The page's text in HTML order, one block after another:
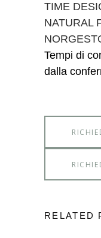
TIME
NATURAL
Tempi di
dalla
RELATED